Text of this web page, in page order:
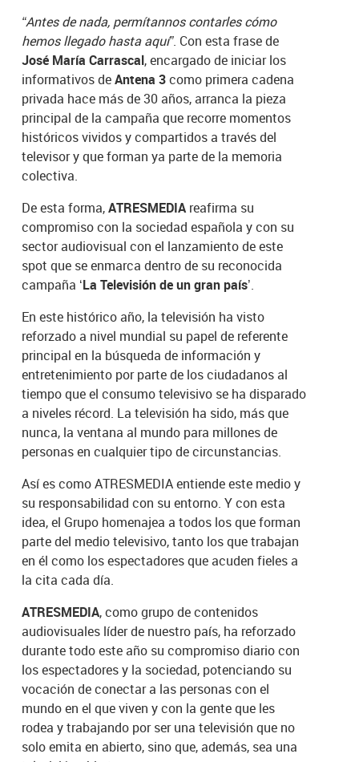
“Antes de nada, permítannos contarles cómo
hemos llegado hasta aquí”. Con esta frase de
José María Carrascal, encargado de iniciar los
informativos deAntena 3como primera cadena
privada hace más de 30 años, arranca la pieza
principal de la campaña que recorre momentos
históricos vividos y compartidos a través del
televisor y que forman ya parte de la memoria
colectiva.
De esta forma,ATRESMEDIA reafirma su
compromiso con la sociedad española y con su
sector audiovisual con el lanzamiento de este
spot que se enmarca dentro de su reconocida
campaña ‘La Televisión de un gran país’.
En este histórico año, la televisión ha visto
reforzado a nivel mundial su papel de referente
principal en la búsqueda de información y
entretenimiento por parte de los ciudadanos al
tiempo que el consumo televisivo se ha disparado
a niveles récord. La televisión ha sido, más que
nunca, la ventana al mundo para millones de
personas en cualquier tipo de circunstancias.
Así es como ATRESMEDIA entiende este medio y
su responsabilidad con su entorno. Y con esta
idea, el Grupo homenajea a todos los que forman
parte del medio televisivo, tanto los que trabajan
en él como los espectadores que acuden fieles a
la cita cada día.
ATRESMEDIA, como grupo de contenidos
audiovisuales líder de nuestro país, ha reforzado
durante todo este año su compromiso diario con
los espectadores y la sociedad, potenciando su
vocación de conectar a las personas con el
mundo en el que viven y con la gente que les
rodea y trabajando por ser una televisión que no
solo emita en abierto, sino que, además, sea una